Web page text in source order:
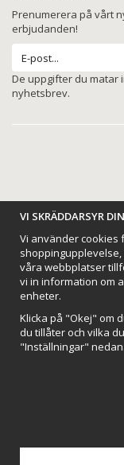
Prenumerera på vårt
erbjudanden!
De uppgifter du matar
nyhetsbrev.
VI SKICKAR MED
VI SKRÄDDARSYR
Vi använder cookies
våra webbplatser
vi in information om
enheter.
Klicka på "Okej" om
du tillåter och vilka
"Inställningar" nedan.